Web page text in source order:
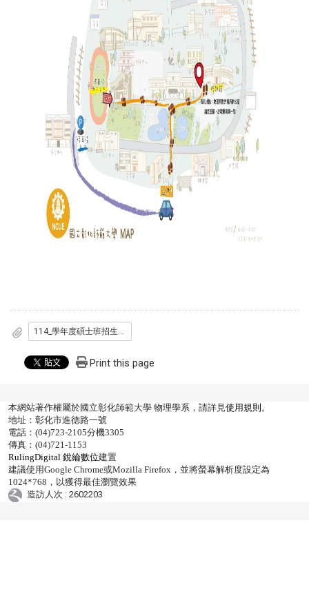
114_學年度碩士班招生考試_-_丙_面試資訊_物理系.pdf
Print this page
本網站著作權屬於國立彰化師範大學 物理學系，請詳見使用規則 。
地址：彰化市進德路一號
電話：(04)723-2105分機3305
傳真：(04)721-1153
RulingDigital 銳綸數位建置
建議使用Google Chrome或Mozilla Firefox，並將螢幕解析度設定為
1024*768，以獲得最佳瀏覽效果
造訪人次 : 2602203